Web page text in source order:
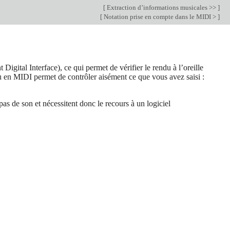
[ Extraction d’informations musicales >> ]
[ Notation prise en compte dans le MIDI > ]
Interface), ce qui permet de vérifier le rendu à l’oreille
MIDI permet de contrôler aisément ce que vous avez saisi :
de son et nécessitent donc le recours à un logiciel